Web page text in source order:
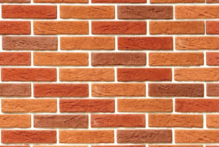
•電子商務(包括交易及付款平台
•除非取到閣下的同意，否則本
(xiii) 就上述任何目的或用途，
c. 資料之轉移
閣下理解並同意本公司可能披
述各方作第5.b條所列明的用途
務，例如提供管理、數據分析
不限於：
(i) 本公司的第三方服務供應商